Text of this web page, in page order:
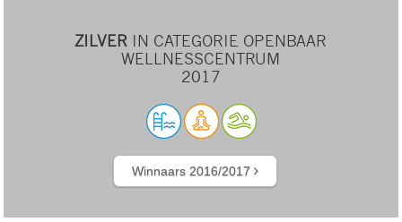
ZILVER IN CATEGORIE OPENBAAR
WELLNESSCENTRUM
2017
Winnaars 2016/2017